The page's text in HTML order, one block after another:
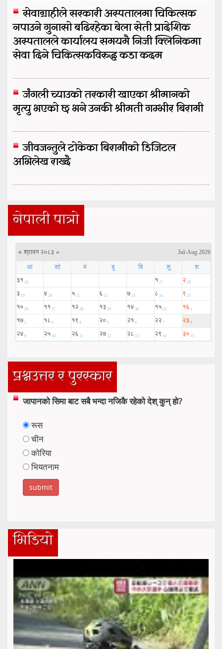
सेवाग्राहीले सरकारी अस्पतालमा चिकित्सक
नपाउने गुनासो बढिरहेका बेला सेती प्रादेशिक
अस्पतालले कार्यालय समयमै निजी क्लिनिकमा
सेवा दिने चिकित्सकविरुद्ध कडा कदम
जंगली च्याउको तरकारी खाएका श्रीमानको
मृत्यु भएको छ भने उनकी श्रीमती गम्भीर बिरामी
जीवजन्तुले टोकेका बिरामीको डिजिटल
अभिलेख राख्दै
नेपाली पात्रो
प्रश्नउत्तर र पुरस्कार
जापानको सिमा बाट सबै भन्दा नजिकै रहेको देश् कुन् हो?
रूस
चीन
कोरिया
भियतनाम
भिडियो